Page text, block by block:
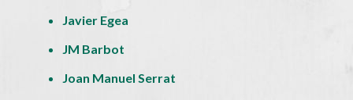
Javier Egea
JM Barbot
Joan Manuel Serrat